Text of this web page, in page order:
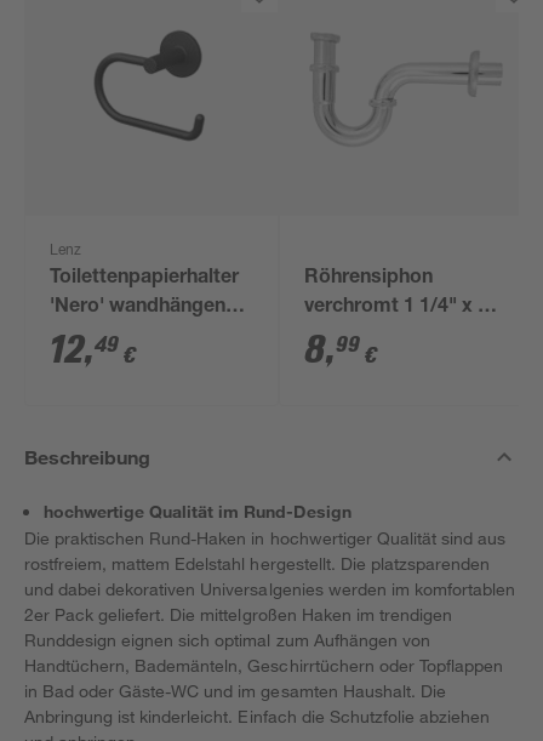
Lenz
Toilettenpapierhalter
'Nero' wandhängend
schwarz
12,49 €
Röhrensiphon
verchromt 1 1/4" x 32
mm
8,99 €
Beschreibung
hochwertige Qualität im Rund-Design
Die praktischen Rund-Haken in hochwertiger Qualität sind aus
rostfreiem, mattem Edelstahl hergestellt. Die platzsparenden
und dabei dekorativen Universalgenies werden im komfortablen
2er Pack geliefert. Die mittelgroßen Haken im trendigen
Runddesign eignen sich optimal zum Aufhängen von
Handtüchern, Bademänteln, Geschirrtüchern oder Topflappen
in Bad oder Gäste-WC und im gesamten Haushalt. Die
Anbringung ist kinderleicht. Einfach die Schutzfolie abziehen